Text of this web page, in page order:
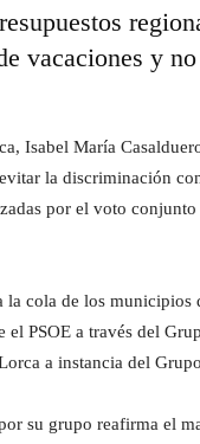
vacaciones y
Isabel María
la discriminación
por el voto
la cola de los municipios
PSOE a través del
a instancia del
su grupo reafirma el